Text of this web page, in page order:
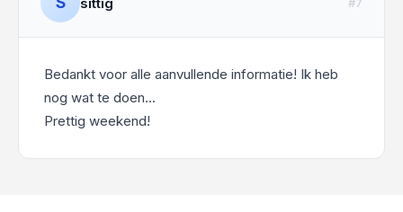
Bedankt voor alle aanvullende informatie! Ik heb
nog wat te doen...
Prettig weekend!